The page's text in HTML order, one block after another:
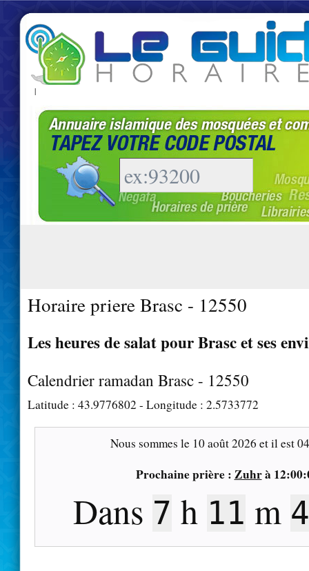
|
Horaire priere Brasc - 12550
Les heures de salat pour Brasc et ses
Calendrier ramadan Brasc - 12550
Latitude : 43.9776802 - Longitude : 2.5733772
Nous sommes le 10 août 2026 et il est
Prochaine prière : Zuhrà
Dans 7 h 11 m